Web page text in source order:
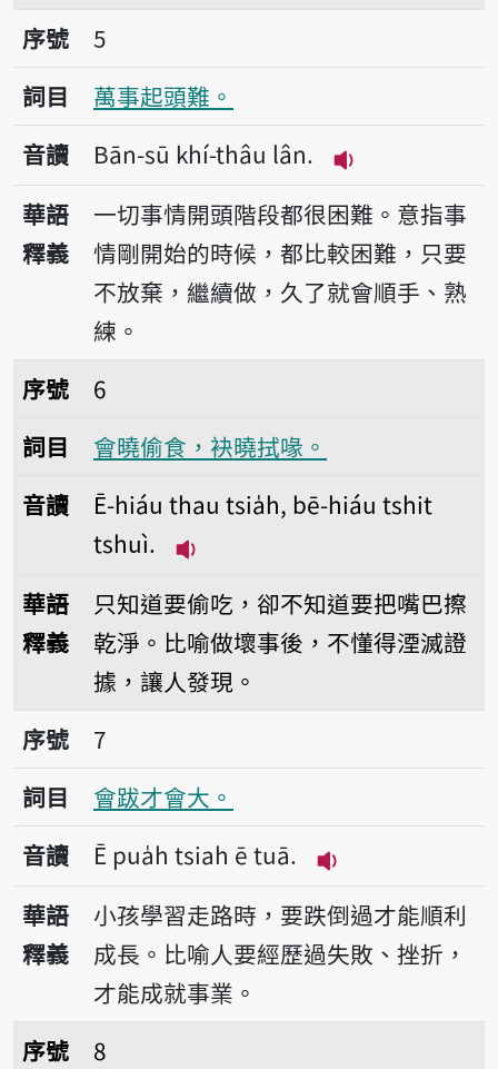
序號5萬事起頭難。
序號
5
詞目
萬事起頭難。
音讀
Bān-sū khí-thâu lân.
播放音讀Bān-
華語
釋義
一切事情開頭階段都很困難。意指事
情剛開始的時候，都比較困難，只要
不放棄，繼續做，久了就會順手、熟
練。
序號6會曉偷食，袂曉拭喙。
序號
6
詞目
會曉偷食，袂曉拭喙。
音讀
Ē-hiáu thau tsia̍h, bē-hiáu tshit
tshuì.
華語
釋義
只知道要偷吃，卻不知道要把嘴巴擦
乾淨。比喻做壞事後，不懂得湮滅證
據，讓人發現。
序號7會跋才會大。
序號
7
詞目
會跋才會大。
音讀
Ē pua̍h tsiah ē tuā.
播放音讀Ē
華語
釋義
小孩學習走路時，要跌倒過才能順利
成長。比喻人要經歷過失敗、挫折，
才能成就事業。
序號8會生得囝身，袂生得囝心。
序號
8